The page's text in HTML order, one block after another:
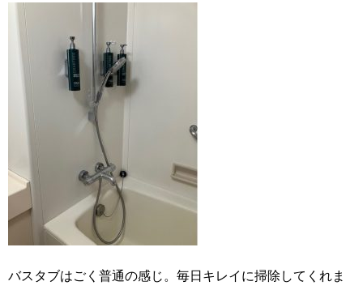
バスタブはごく普通の感じ。毎日キレイに掃除してくれま